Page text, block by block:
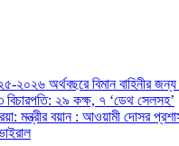
২০২৬ অর্থবছরে বিমান বাহিনীর
বিচারপতি: ২৯ কক্ষ, ৭ ‘ডেথ সেলসহ’
মন্ত্রীর বয়ান : আওয়ামী দোসর